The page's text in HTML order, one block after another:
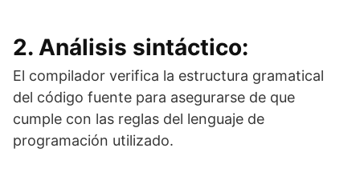
2. Análisis sintáctico:
El compilador verifica la estructura gramatical
del código fuente para asegurarse de que
cumple con las reglas del lenguaje de
programación utilizado.